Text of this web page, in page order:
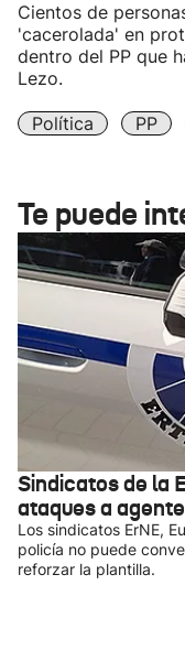
Cientos de
'cacerolada' en
dentro del PP que
Lezo.
Política PP
Te puede
Sindicatos de la
ataques a
Los sindicatos ErNE,
policía no puede
reforzar la plantilla.